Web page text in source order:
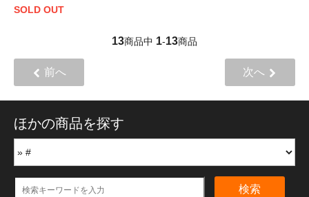
SOLD OUT
13商品中 1-13商品
前へ 次へ
ほかの商品を探す
検索